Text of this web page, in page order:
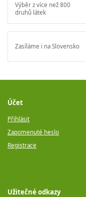
Výběr z více než 800
druhů látek
Zasíláme i na Slovensko
Účet
Přihlásit
Zapomenuté heslo
Registrace
Užitečné odkazy